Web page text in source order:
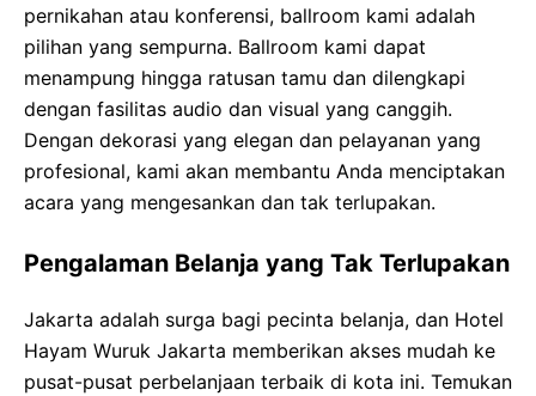
pernikahan atau konferensi, ballroom kami adalah
pilihan yang sempurna. Ballroom kami dapat
menampung hingga ratusan tamu dan dilengkapi
dengan fasilitas audio dan visual yang canggih.
Dengan dekorasi yang elegan dan pelayanan yang
profesional, kami akan membantu Anda menciptakan
acara yang mengesankan dan tak terlupakan.
Pengalaman Belanja yang Tak Terlupakan
Jakarta adalah surga bagi pecinta belanja, dan Hotel
Hayam Wuruk Jakarta memberikan akses mudah ke
pusat-pusat perbelanjaan terbaik di kota ini. Temukan